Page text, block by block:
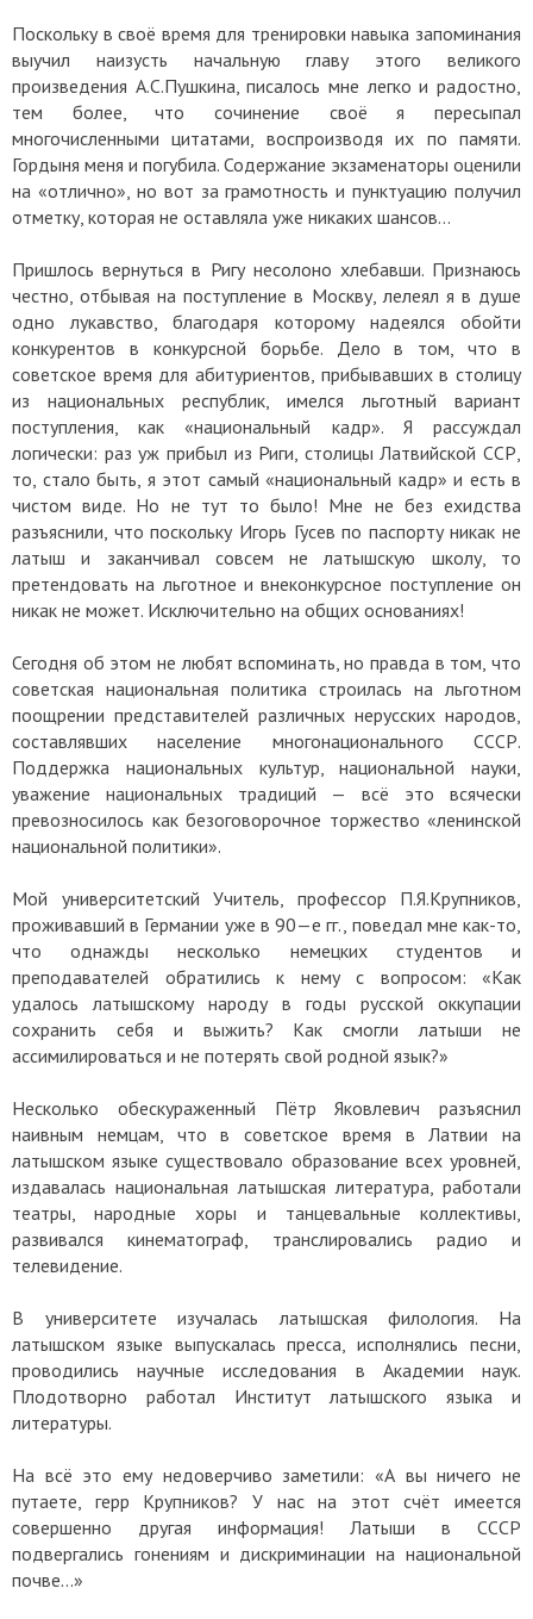
Поскольку в своё время для тренировки навыка запоминания
выучил наизусть начальную главу этого великого
произведения А.С.Пушкина, писалось мне легко и радостно,
тем более, что сочинение своё я пересыпал
многочисленными цитатами, воспроизводя их по памяти.
Гордыня меня и погубила. Содержание экзаменаторы оценили
на «отлично», но вот за грамотность и пунктуацию получил
отметку, которая не оставляла уже никаких шансов…
Пришлось вернуться в Ригу несолоно хлебавши. Признаюсь
честно, отбывая на поступление в Москву, лелеял я в душе
одно лукавство, благодаря которому надеялся обойти
конкурентов в конкурсной борьбе. Дело в том, что в
советское время для абитуриентов, прибывавших в столицу
из национальных республик, имелся льготный вариант
поступления, как «национальный кадр». Я рассуждал
логически: раз уж прибыл из Риги, столицы Латвийской ССР,
то, стало быть, я этот самый «национальный кадр» и есть в
чистом виде. Но не тут то было! Мне не без ехидства
разъяснили, что поскольку Игорь Гусев по паспорту никак не
латыш и заканчивал совсем не латышскую школу, то
претендовать на льготное и внеконкурсное поступление он
никак не может. Исключительно на общих основаниях!
Сегодня об этом не любят вспоминать, но правда в том, что
советская национальная политика строилась на льготном
поощрении представителей различных нерусских народов,
составлявших население многонационального СССР.
Поддержка национальных культур, национальной науки,
уважение национальных традиций — всё это всячески
превозносилось как безоговорочное торжество «ленинской
национальной политики».
Мой университетский Учитель, профессор П.Я.Крупников,
проживавший в Германии уже в 90—е гг., поведал мне как-то,
что однажды несколько немецких студентов и
преподавателей обратились к нему с вопросом: «Как
удалось латышскому народу в годы русской оккупации
сохранить себя и выжить? Как смогли латыши не
ассимилироваться и не потерять свой родной язык?»
Несколько обескураженный Пётр Яковлевич разъяснил
наивным немцам, что в советское время в Латвии на
латышском языке существовало образование всех уровней,
издавалась национальная латышская литература, работали
театры, народные хоры и танцевальные коллективы,
развивался кинематограф, транслировались радио и
телевидение.
В университете изучалась латышская филология. На
латышском языке выпускалась пресса, исполнялись песни,
проводились научные исследования в Академии наук.
Плодотворно работал Институт латышского языка и
литературы.
На всё это ему недоверчиво заметили: «А вы ничего не
путаете, герр Крупников? У нас на этот счёт имеется
совершенно другая информация! Латыши в СССР
подвергались гонениям и дискриминации на национальной
почве…»